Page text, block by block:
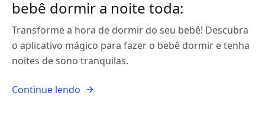
bebê dormir a noite toda:
Transforme a hora de dormir do seu bebê! Descubra
o aplicativo mágico para fazer o bebê dormir e tenha
noites de sono tranquilas.
Continue lendo